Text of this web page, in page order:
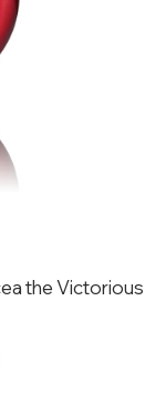
the Victorious